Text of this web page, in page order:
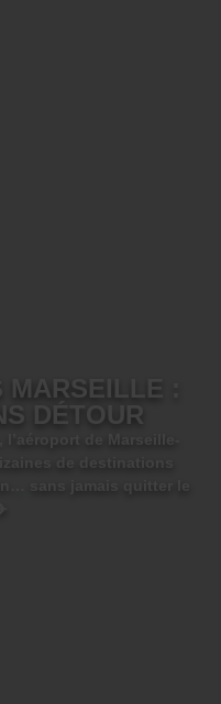
:
DÉTOUR
de Marseille-
de destinations
sans jamais quitter le